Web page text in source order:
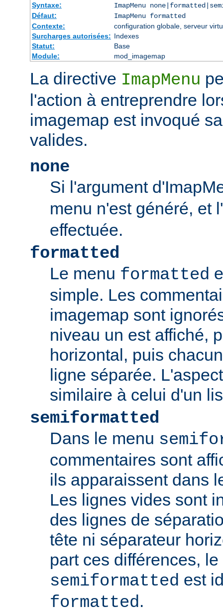
Syntaxe:
ImapMenu
Défaut:
ImapMenu formatted
Contexte:
configuration globale, serveur
Surcharges autorisées: Indexes
Statut:
Base
Module:
mod_imagemap
La directive ImapMenu
l'action à entreprendre
imagemap est invoqué
valides.
none
Si l'argument
menu n'est généré, et
effectuée.
formatted
Le menu formatted
simple. Les
imagemap sont
niveau un est affiché,
horizontal, puis
ligne séparée.
similaire à celui d'un
semiformatted
Dans le menu
commentaires sont
ils apparaissent dans
Les lignes vides sont
des lignes de
tête ni séparateur
part ces différences,
semiformatted est
formatted.